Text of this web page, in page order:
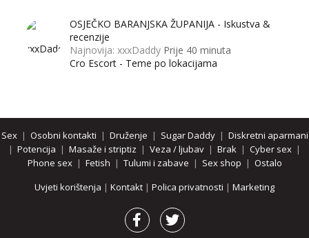
OSJEČKO BARANJSKA ŽUPANIJA - Iskustva &
recenzije
Najnovija: xxxDaddy Prije 40 minuta
Cro Escort - Teme po lokacijama
Sex| Osobni kontakti | Druženje | Sugar Daddy| Diskretni aparmani
| Potencija | Masaže i striptiz | Veza / ljubav | Brak | Cyber sex |
Phone sex| Fetish | Tulumi i zabave | Sex shop | Ostalo
Uvjeti korištenja | Kontakt | Polica privatnosti | Marketing